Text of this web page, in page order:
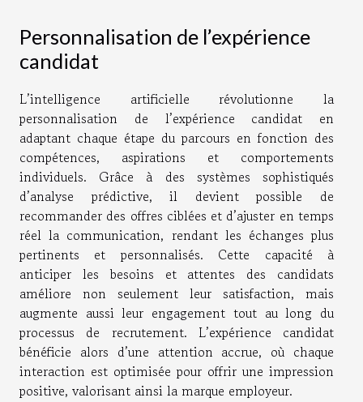
Personnalisation de l’expérience
candidat
L’intelligence artificielle révolutionne la
personnalisation de l’expérience candidat en
adaptant chaque étape du parcours en fonction des
compétences, aspirations et comportements
individuels. Grâce à des systèmes sophistiqués
d’analyse prédictive, il devient possible de
recommander des offres ciblées et d’ajuster en temps
réel la communication, rendant les échanges plus
pertinents et personnalisés. Cette capacité à
anticiper les besoins et attentes des candidats
améliore non seulement leur satisfaction, mais
augmente aussi leur engagement tout au long du
processus de recrutement. L’expérience candidat
bénéficie alors d’une attention accrue, où chaque
interaction est optimisée pour offrir une impression
positive, valorisant ainsi la marque employeur.